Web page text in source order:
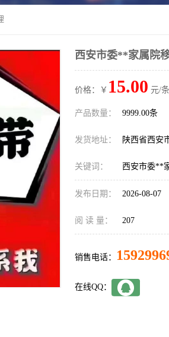
西安市委**家属院
价格：￥ 15.00 元/
产品数量： 9999.00条
发货地址： 陕西省西安
关键词： 西安市委**
发布日期： 2026-08-07
阅 读 量： 207
销售电话：
在线QQ：